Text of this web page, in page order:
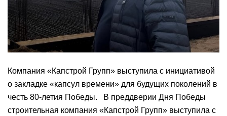
Компания «Капстрой Групп» выступила с инициативой
о закладке «капсул времени» для будущих поколений в
честь 80-летия Победы. В преддверии Дня Победы
строительная компания «Капстрой Групп» выступила с